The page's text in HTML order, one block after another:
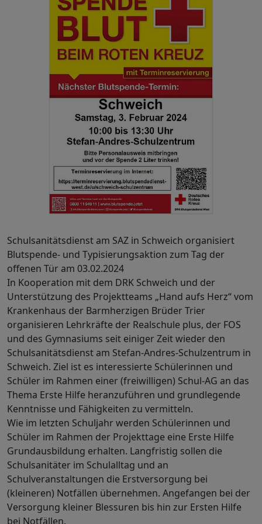
Schulsanitätsdienst am SAZ in Schweich organisiert
Blutspende- und Typisierungsaktion zum Tag der
offenen Tür am 03.02.2024
In Kooperation mit dem DRK Schweich und der
Unterstützung des Projektteams „Hand aufs Herz“ vom
Krankenhaus der Barmherzigen Brüder Trier
organisieren Lehrkräfte der Realschule plus, der FOS
und des Gymnasiums seit einiger Zeit wieder den
Schulsanitätsdienst am Stefan-Andres-Schulzentrum in
Schweich. Ziel ist es interessierte Schülerinnen und
Schüler im Rahmen einer (freiwilligen) Schul-AG an das
Thema Erste Hilfe heranzuführen und grundlegende
Kenntnisse und Fähigkeiten zu vermitteln.
Wie im letzten Schuljahr werden Schülerinnen und
Schüler im Rahmen der Projekttage eine Erste Hilfe
Grundausbildung erhalten. Langfristig sollen die
Schulsanitäter im Schulalltag und an
Schulveranstaltungen die Erstversorgung bei
(kleineren) Notfällen übernehmen. Angefangen bei der
Versorgung kleiner Blessuren bis hin zur Ersten Hilfe
bei Notfällen.